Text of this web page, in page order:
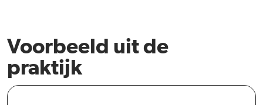
Voorbeeld uit de
praktijk